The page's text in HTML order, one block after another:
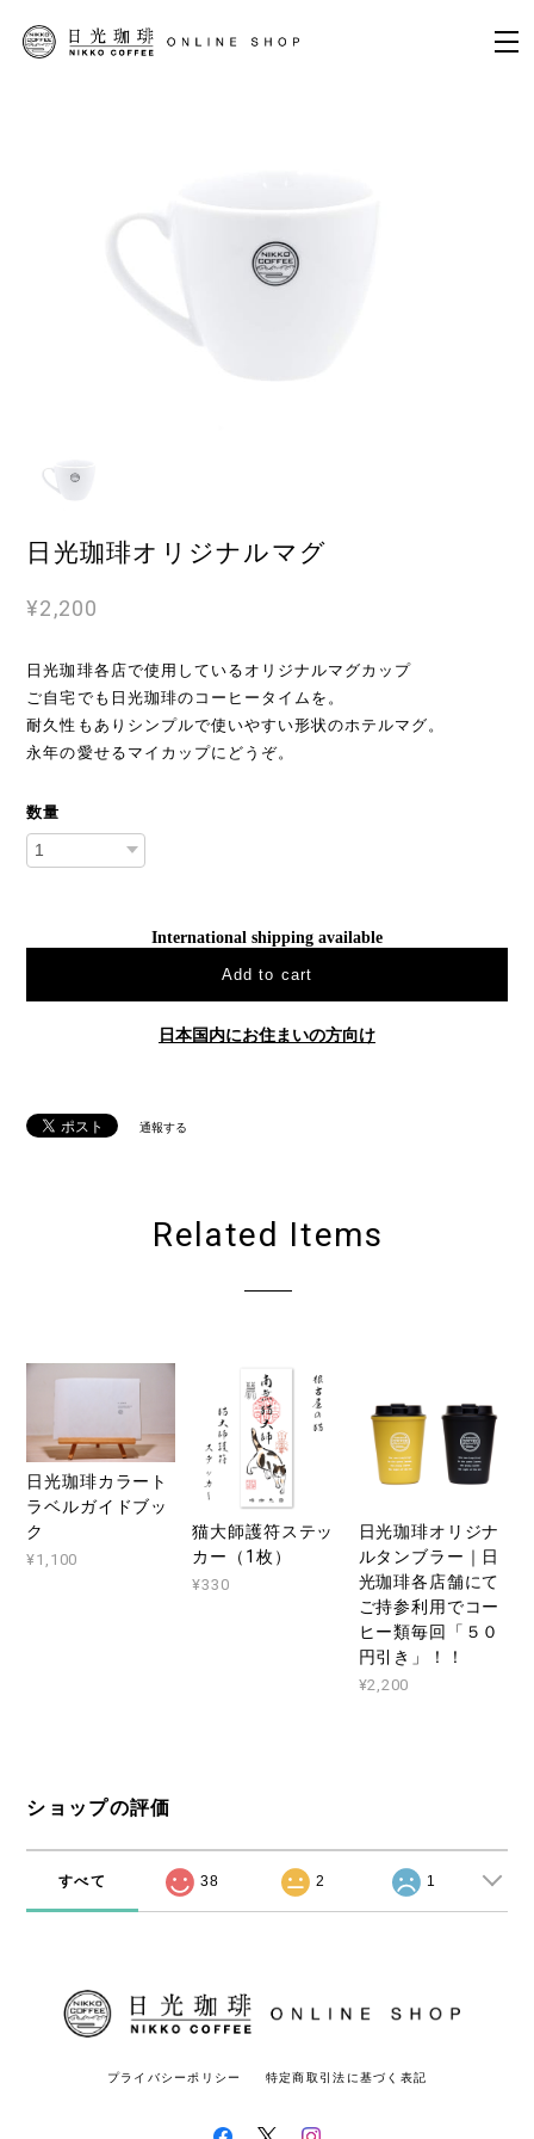
日光珈琲オリジナルマグ
¥2,200
日光珈琲各店で使用しているオリジナルマグカップ
ご自宅でも日光珈琲のコーヒータイムを。
耐久性もありシンプルで使いやすい形状のホテルマグ。
永年の愛せるマイカップにどうぞ。
数量
International shipping available
Add to cart
日本国内にお住まいの方向け
通報する
Related Items
日光珈琲カラート
ラベルガイドブッ
ク
¥1,100
猫大師護符ステッ
カー（1枚）
¥330
日光珈琲オリジナ
ルタンブラー｜日
光珈琲各店舗にて
ご持参利用でコー
ヒー類毎回「５０
円引き」！！
¥2,200
ショップの評価
すべて 38 2 1
プライバシーポリシー 特定商取引法に基づく表記